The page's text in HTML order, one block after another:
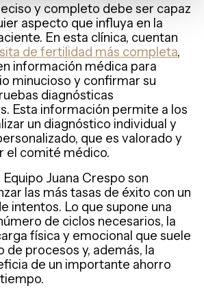
y completo debe ser capaz
aspecto que influya en la
En esta clínica, cuentan
de fertilidad más completa,
información médica para
minucioso y confirmar su
diagnósticas
Esta información permite a los
un diagnóstico individual y
que es valorado y
el comité médico.
Equipo Juana Crespo son
las más tasas de éxito con un
intentos. Lo que supone una
de ciclos necesarios, la
física y emocional que suele
procesos y, además, la
de un importante ahorro